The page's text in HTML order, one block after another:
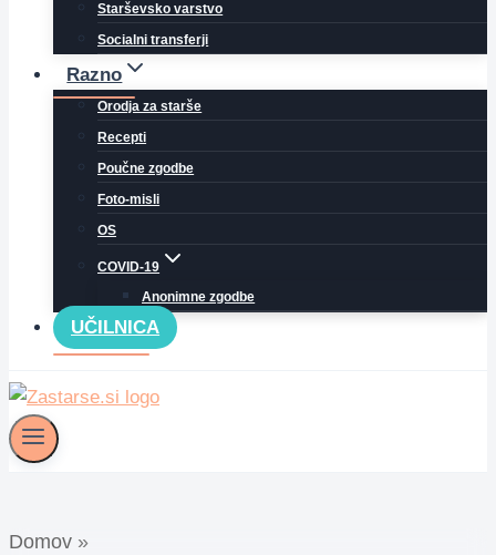
Starševsko varstvo
Socialni transferji
Razno
Orodja za starše
Recepti
Poučne zgodbe
Foto-misli
OS
COVID-19
Anonimne zgodbe
UČILNICA
Domov »